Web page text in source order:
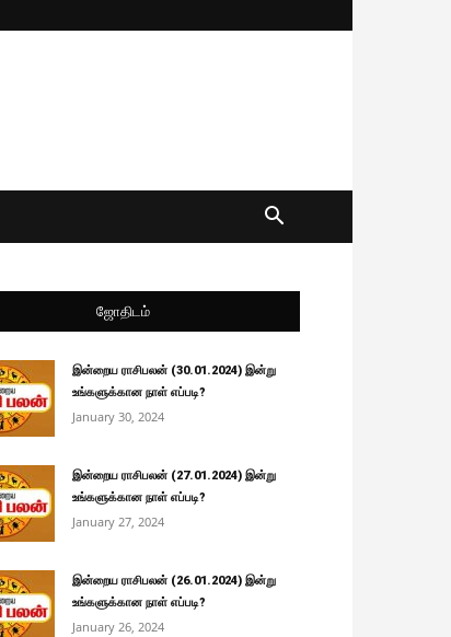
ஜோதிடம்
இன்றைய ராசிபலன் (30.01.2024) இன்று
உங்களுக்கான நாள் எப்படி?
January 30, 2024
இன்றைய ராசிபலன் (27.01.2024) இன்று
உங்களுக்கான நாள் எப்படி?
January 27, 2024
இன்றைய ராசிபலன் (26.01.2024) இன்று
உங்களுக்கான நாள் எப்படி?
January 26, 2024